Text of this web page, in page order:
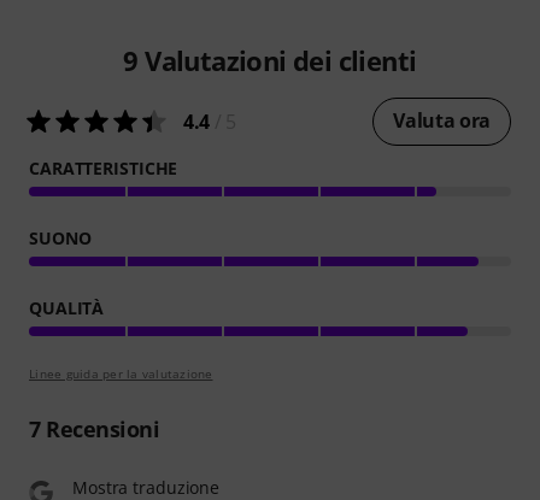
9 Valutazioni dei clienti
4.4 Valuta ora
CARATTERISTICHE
SUONO
QUALITÀ
Linee guida per la valutazione
7Recensioni
Mostra traduzione